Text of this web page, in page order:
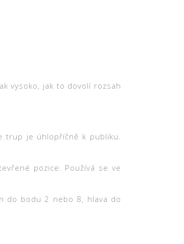
vysoko, jak to dovolí rozsah
trup je úhlopříčně k publiku.
pozice. Používá se ve
do bodu 2 nebo 8, hlava do